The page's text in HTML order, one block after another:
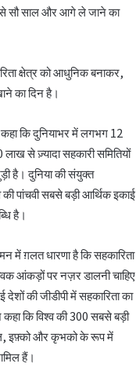
सौ साल और आगे ले जाने का
क्षेत्र को आधुनिक बनाकर,
का दिन है।
कि दुनियाभर में लगभग 12
से ज़्यादा सहकारी समितियों
है। दुनिया की संयुक्त
की पांचवी सबसे बड़ी आर्थिक इकाई
है।
में ग़लत धारणा है कि सहकारिता
आंकड़ों पर नज़र डालनी चाहिए
की जीडीपी में सहकारिता का
कहा कि विश्व की 300 सबसे बड़ी
इफ़्को और कृभको के रूप में
हैं।